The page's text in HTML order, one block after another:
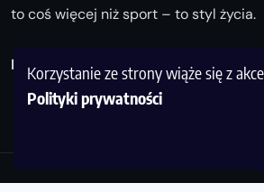
Korzystanie ze strony wiąże się z
Polityki prywatności
to coś więcej niż sport – to styl życia.
Biegaj z nami i odkrywaj swoją